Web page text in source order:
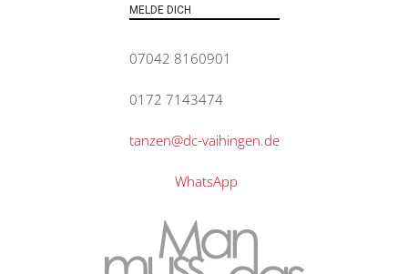
MELDE DICH
07042 8160901
0172 7143474
tanzen@dc-vaihingen.de
WhatsApp